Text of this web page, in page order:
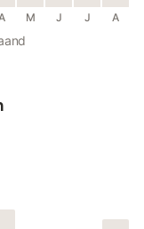
M J J A